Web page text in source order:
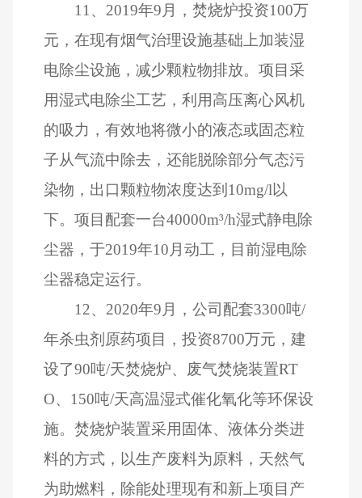
11 、 2019年9 月，焚烧炉投资100万
元，在现有烟气治理设施基础上加装湿
电除尘设施，减少颗粒物排放。项目采
用湿式电除尘工艺，利用高压离心风机
的吸力，有效地将微小的液态或固态粒
子从气流中除去，还能脱除部分气态污
染物，出口颗粒物浓度达到 10mg/l以
下。项目配套一台40000m³/h湿式静电除
尘器，于2019年10 月动工，目前湿电除
尘器稳定运行。
12、 2020年9 月，公司配套3300吨/
年杀虫剂原药项目，投资8700万元，建
设了90吨/天焚烧炉、废气焚烧装置RT
O、 150吨/天高温湿式催化氧化等环保设
施。焚烧炉装置采用固体、液体分类进
料的方式，以生产废料为原料，天然气
为助燃料，除能处理现有和新上项目产